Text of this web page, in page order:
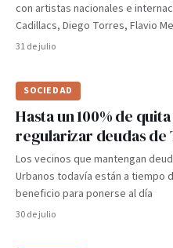
con artistas nacionales e
Cadillacs, Diego Torres, Flavio
31 de julio
SOCIEDAD
Hasta un 100% de
regularizar deudas de
Los vecinos que mantengan
Urbanos todavía están a tiempo
beneficio para ponerse al día
30 de julio